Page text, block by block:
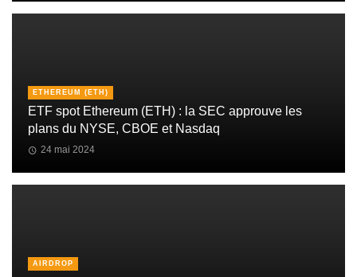
ETHEREUM (ETH)
ETF spot Ethereum (ETH) : la SEC approuve les
plans du NYSE, CBOE et Nasdaq
24 mai 2024
AIRDROP